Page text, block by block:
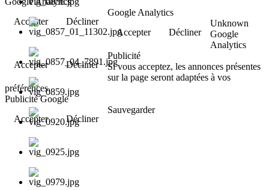
Accepter
Décliner
Google Analytics
Accepter
Décliner
Unknown
Google
Analytics
Accepter
Décliner
Publicité
Si vous acceptez, les annonces présentes
sur la page seront adaptées à vos
préférences.
Publicité Google
Accepter
Décliner
Sauvegarder